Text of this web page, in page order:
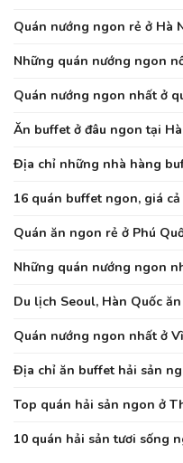
Quán nướng ngon rẻ ở Hà
Những quán nướng ngon
Quán nướng ngon nhất ở
Ăn buffet ở đâu ngon tại Hà
Địa chỉ những nhà hàng
16 quán buffet ngon, giá
Quán ăn ngon rẻ ở Phú
Những quán nướng ngon
Du lịch Seoul, Hàn Quốc
Quán nướng ngon nhất ở
Địa chỉ ăn buffet hải sản
Top quán hải sản ngon ở
10 quán hải sản tươi sống